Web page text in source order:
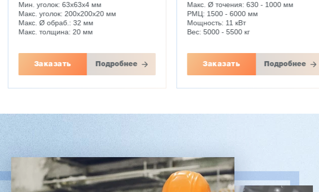
Мин. уголок: 63x63x4 мм
Макс. уголок: 200x200x20 мм
Макс. Ø обраб.: 32 мм
Макс. толщина: 20 мм
Заказать Подробнее
Макс. Ø точения: 630 - 1000 мм
РМЦ: 1500 - 6000 мм
Мощность: 11 кВт
Вес: 5000 - 5500 кг
Заказать Подробнее
Двухсторонний шипорез
Вакуумный стопоукладчик VS-